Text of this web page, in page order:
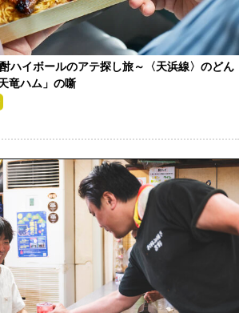
ハイボールのアテ探し旅～〈天浜線〉のどん
竜ハム」の噺